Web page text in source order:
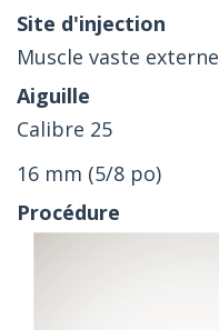
Muscle vaste externe
Calibre 25
16 mm (5/8 po)